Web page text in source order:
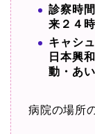
診察時
来２４
キャシ
日本興
動・あ
病院の場所